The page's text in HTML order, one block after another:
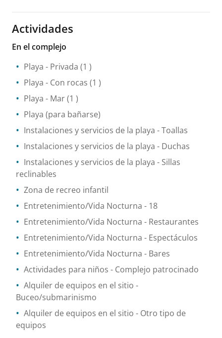
Actividades
En el complejo
Playa - Privada (1 )
Playa - Con rocas (1 )
Playa - Mar(1 )
Playa (para bañarse)
Instalaciones y servicios de la playa - Toallas
Instalaciones y servicios de la playa - Duchas
Instalaciones y servicios de la playa - Sillas
reclinables
Zona de recreo infantil
Entretenimiento/Vida Nocturna - 18
Entretenimiento/Vida Nocturna - Restaurantes
Entretenimiento/Vida Nocturna - Espectáculos
Entretenimiento/Vida Nocturna - Bares
Actividades para niños - Complejo patrocinado
Alquiler de equipos en el sitio -
Buceo/submarinismo
Alquiler de equipos en el sitio - Otro tipo de
equipos